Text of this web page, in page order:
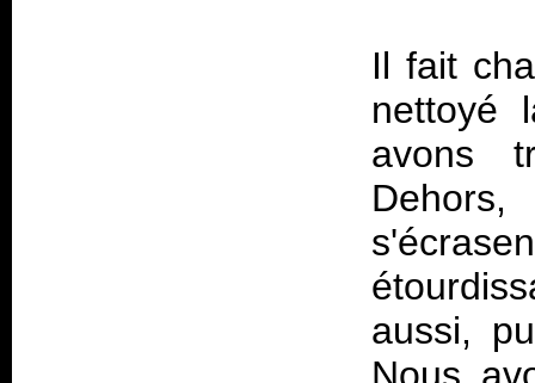
Il fait
nettoyé
avons
Dehors,
aussi,